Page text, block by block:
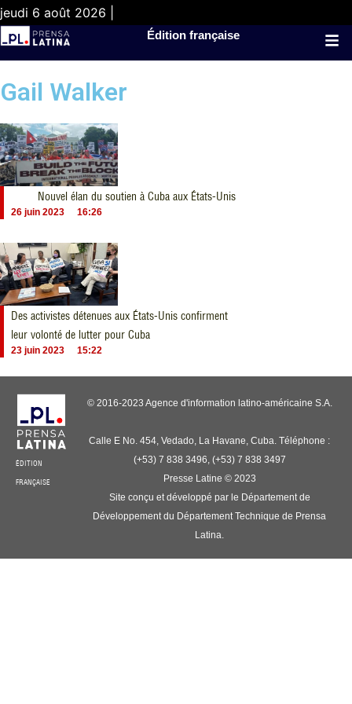
jeudi 6 août 2026 |
Édition française
Gail Walker
Nouvel élan du soutien à Cuba aux États-Unis
26 juin 2023 16:26
Des activistes détenues aux États-Unis confirment
leur volonté de lutter pour Cuba
23 juin 2023 15:22
ÉDITION
FRANÇAISE
© 2016-2023 Agence d'information latino-américaine S.A.
Calle E No. 454, Vedado, La Havane, Cuba. Téléphone :
(+53) 7 838 3496, (+53) 7 838 3497
Presse Latine © 2023
Site conçu et développé par le Département de
Développement du Département Technique de Prensa
Latina.